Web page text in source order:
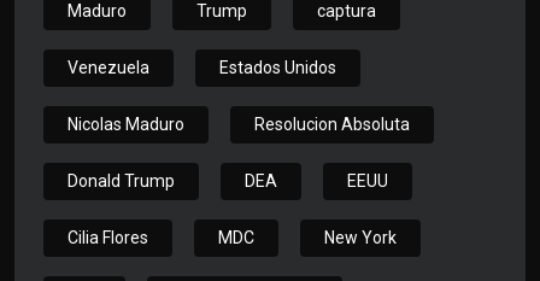
Maduro Trump captura
Venezuela Estados Unidos
Nicolas Maduro Resolucion Absoluta
Donald Trump DEA EEUU
Cilia Flores MDC New York